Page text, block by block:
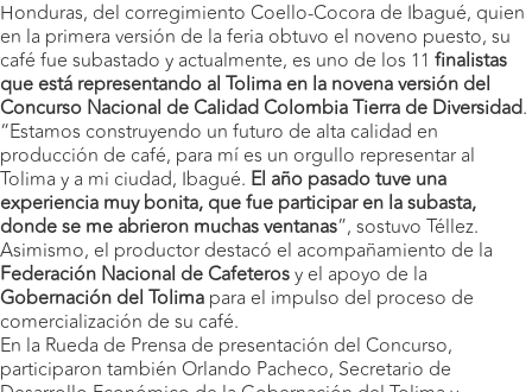
Honduras, del corregimiento Coello-Cocora de Ibagué, quien
en la primera versión de la feria obtuvo el noveno puesto, su
café fue subastado y actualmente, es uno de los 11 finalistas
que está representando al Tolima en la novena versión del
Concurso Nacional de Calidad Colombia Tierra de Diversidad.
“Estamos construyendo un futuro de alta calidad en
producción de café, para mí es un orgullo representar al
Tolima y a mi ciudad, Ibagué. El año pasado tuve una
experiencia muy bonita, que fue participar en la subasta,
donde se me abrieron muchas ventanas”, sostuvo Téllez.
Asimismo, el productor destacó el acompañamiento de la
Federación Nacional de Cafeterosy el apoyo de la
Gobernación del Tolima para el impulso del proceso de
comercialización de su café.
En la Rueda de Prensa de presentación del Concurso,
participaron también Orlando Pacheco, Secretario de